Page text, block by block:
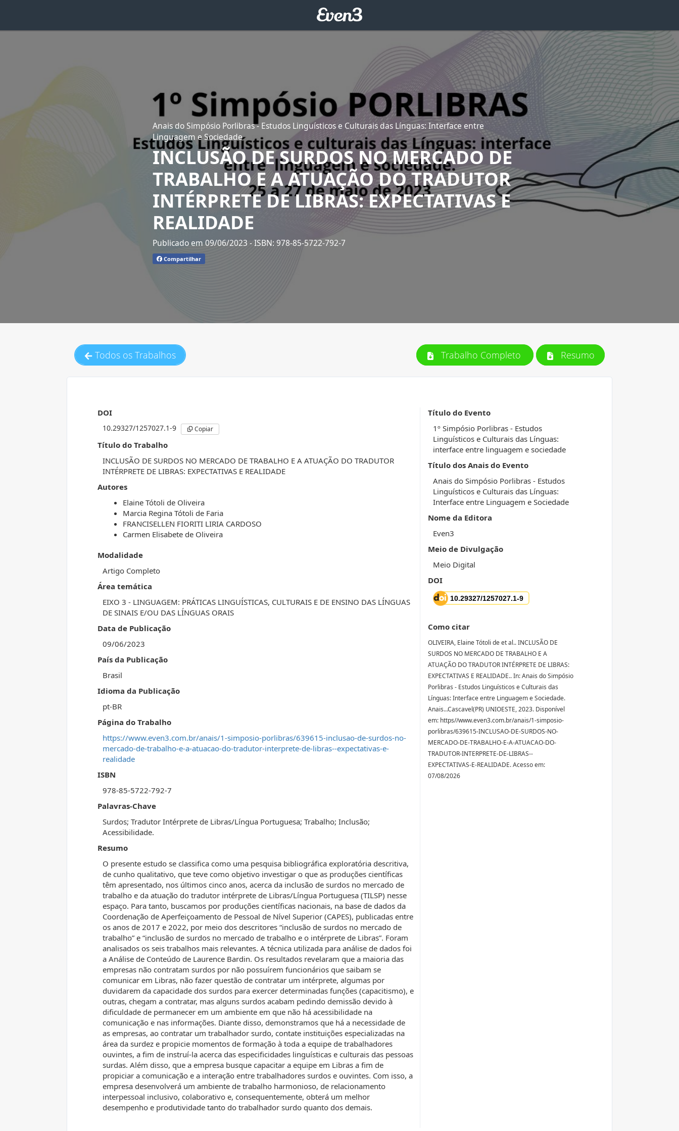
Anais do Simpósio Porlibras - Estudos Linguísticos e Culturais das Línguas: Interface entre
Linguagem e Sociedade
INCLUSÃO DE SURDOS NO MERCADO DE
TRABALHO E A ATUAÇÃO DO TRADUTOR
INTÉRPRETE DE LIBRAS: EXPECTATIVAS E
REALIDADE
Publicado em 09/06/2023- ISBN: 978-85-5722-792-7
Compartilhar
Todos os Trabalhos Trabalho Completo Resumo
DOI
10.29327/1257027.1-9 Copiar
Título do Trabalho
INCLUSÃO DE SURDOS NO MERCADO DE TRABALHO E A ATUAÇÃO DO TRADUTOR
INTÉRPRETE DE LIBRAS: EXPECTATIVAS E REALIDADE
Autores
Elaine Tótoli de Oliveira
Marcia Regina Tótoli de Faria
FRANCISELLEN FIORITI LIRIA CARDOSO
Carmen Elisabete de Oliveira
Modalidade
Artigo Completo
Área temática
EIXO 3 - LINGUAGEM: PRÁTICAS LINGUÍSTICAS, CULTURAIS E DE ENSINO DAS LÍNGUAS
DE SINAIS E/OU DAS LÍNGUAS ORAIS
Data de Publicação
09/06/2023
País da Publicação
Brasil
Idioma da Publicação
pt-BR
Página do Trabalho
https://www.even3.com.br/anais/1-simposio-porlibras/639615-inclusao-de-surdos-no-
mercado-de-trabalho-e-a-atuacao-do-tradutor-interprete-de-libras--expectativas-e-
realidade
ISBN
978-85-5722-792-7
Palavras-Chave
Surdos; Tradutor Intérprete de Libras/Língua Portuguesa; Trabalho; Inclusão;
Acessibilidade.
Resumo
O presente estudo se classifica como uma pesquisa bibliográfica exploratória descritiva,
de cunho qualitativo, que teve como objetivo investigar o que as produções científicas
têm apresentado, nos últimos cinco anos, acerca da inclusão de surdos no mercado de
trabalho e da atuação do tradutor intérprete de Libras/Língua Portuguesa (TILSP) nesse
espaço. Para tanto, buscamos por produções científicas nacionais, na base de dados da
Coordenação de Aperfeiçoamento de Pessoal de Nível Superior (CAPES), publicadas entre
os anos de 2017 e 2022, por meio dos descritores “inclusão de surdos no mercado de
trabalho” e “inclusão de surdos no mercado de trabalho e o intérprete de Libras”. Foram
analisados os seis trabalhos mais relevantes. A técnica utilizada para análise de dados foi
a Análise de Conteúdo de Laurence Bardin. Os resultados revelaram que a maioria das
empresas não contratam surdos por não possuírem funcionários que saibam se
comunicar em Libras, não fazer questão de contratar um intérprete, algumas por
duvidarem da capacidade dos surdos para exercer determinadas funções (capacitismo), e
outras, chegam a contratar, mas alguns surdos acabam pedindo demissão devido à
dificuldade de permanecer em um ambiente em que não há acessibilidade na
comunicação e nas informações. Diante disso, demonstramos que há a necessidade de
as empresas, ao contratar um trabalhador surdo, contate instituições especializadas na
área da surdez e propicie momentos de formação à toda a equipe de trabalhadores
ouvintes, a fim de instruí-la acerca das especificidades linguísticas e culturais das pessoas
surdas. Além disso, que a empresa busque capacitar a equipe em Libras a fim de
propiciar a comunicação e a interação entre trabalhadores surdos e ouvintes. Com isso, a
empresa desenvolverá um ambiente de trabalho harmonioso, de relacionamento
interpessoal inclusivo, colaborativo e, consequentemente, obterá um melhor
desempenho e produtividade tanto do trabalhador surdo quanto dos demais.
Título do Evento
1º Simpósio Porlibras - Estudos
Linguísticos e Culturais das Línguas:
interface entre linguagem e sociedade
Título dos Anais do Evento
Anais do Simpósio Porlibras - Estudos
Linguísticos e Culturais das Línguas:
Interface entre Linguagem e Sociedade
Nome da Editora
Even3
Meio de Divulgação
Meio Digital
DOI
Como citar
OLIVEIRA, Elaine Tótoli de et al.. INCLUSÃO DE
SURDOS NO MERCADO DE TRABALHO E A
ATUAÇÃO DO TRADUTOR INTÉRPRETE DE LIBRAS:
EXPECTATIVAS E REALIDADE.. In: Anais do Simpósio
Porlibras - Estudos Linguísticos e Culturais das
Línguas: Interface entre Linguagem e Sociedade.
Anais...Cascavel(PR) UNIOESTE, 2023. Disponível
em: https//www.even3.com.br/anais/1-simposio-
porlibras/639615-INCLUSAO-DE-SURDOS-NO-
MERCADO-DE-TRABALHO-E-A-ATUACAO-DO-
TRADUTOR-INTERPRETE-DE-LIBRAS--
EXPECTATIVAS-E-REALIDADE. Acesso em:
07/08/2026